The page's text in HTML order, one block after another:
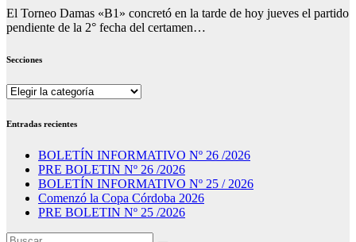
El Torneo Damas «B1» concretó en la tarde de hoy jueves el partido
pendiente de la 2° fecha del certamen…
Secciones
Secciones
Entradas recientes
BOLETÍN INFORMATIVO Nº 26 /2026
PRE BOLETIN Nº 26 /2026
BOLETÍN INFORMATIVO Nº 25 / 2026
Comenzó la Copa Córdoba 2026
PRE BOLETIN Nº 25 /2026